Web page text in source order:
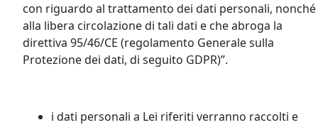
con riguardo al trattamento dei dati personali, nonché
alla libera circolazione di tali dati e che abroga la
direttiva 95/46/CE (regolamento Generale sulla
Protezione dei dati, di seguito GDPR)”.
i dati personali a Lei riferiti verranno raccolti e